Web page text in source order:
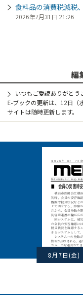
食料品の消費税減
2026年7月31日 21:26
編
いつもご愛読ありがとう
E-ブックの更新は、12日（
サイトは随時更新します。
8月7日(金)